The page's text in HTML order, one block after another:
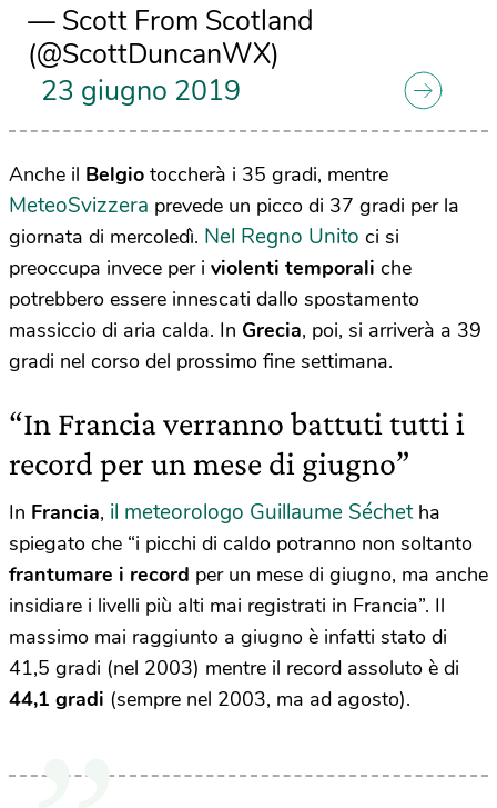
— Scott From Scotland
(@ScottDuncanWX)
23 giugno 2019
Anche il Belgio toccherà i 35 gradi, mentre
MeteoSvizzera prevede un picco di 37 gradi per la
giornata di mercoledì. Nel Regno Unito ci si
preoccupa invece per i violenti temporali che
potrebbero essere innescati dallo spostamento
massiccio di aria calda. In Grecia, poi, si arriverà a 39
gradi nel corso del prossimo fine settimana.
“In Francia verranno battuti tutti i
record per un mese di giugno”
In Francia, il meteorologo Guillaume Séchetha
spiegato che “i picchi di caldo potranno non soltanto
frantumare i record per un mese di giugno, ma anche
insidiare i livelli più alti mai registrati in Francia”. Il
massimo mai raggiunto a giugno è infatti stato di
41,5 gradi (nel 2003) mentre il record assoluto è di
44,1 gradi (sempre nel 2003, ma ad agosto).